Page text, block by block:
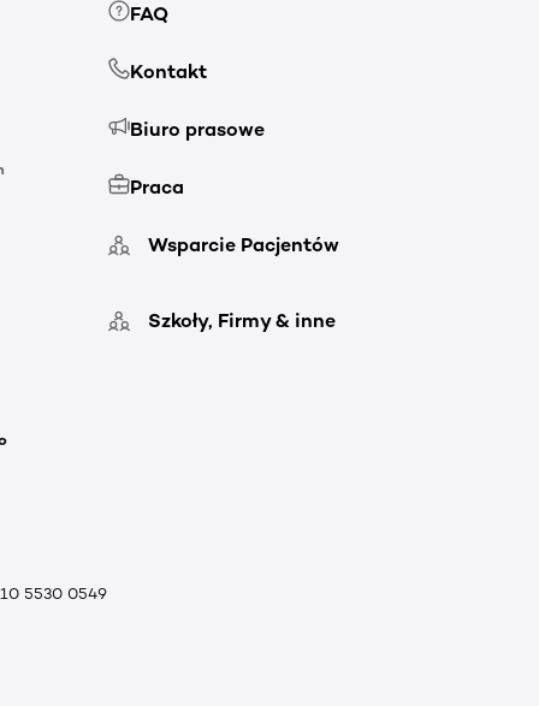
FAQ
Kontakt
Biuro prasowe
Praca
Wsparcie Pacjentów
Szkoły, Firmy & inne
5530 0549